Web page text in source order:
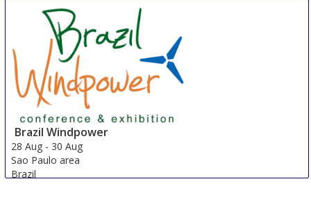
Brazil Windpower
28 Aug - 30 Aug
Sao Paulo area
Brazil